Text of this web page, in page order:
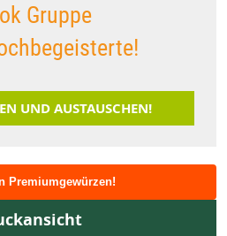
Gruppe
UND AUSTAUSCHEN!
Premiumgewürzen!